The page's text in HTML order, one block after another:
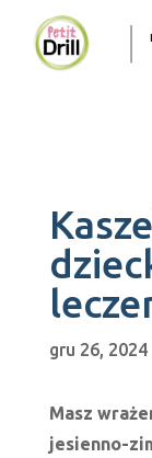
gru 26, 2024|
Masz
jesienno-